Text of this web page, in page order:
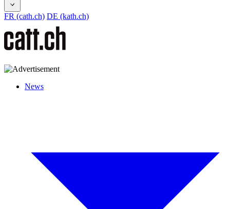
FR (cath.ch) DE (kath.ch)
News